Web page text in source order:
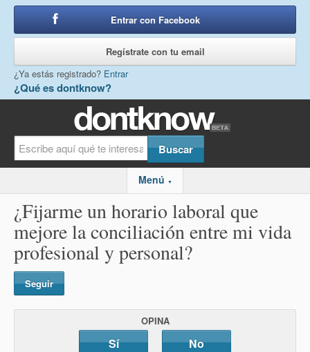
¿Qué es dontknow?
Entrar con Facebook
Regístrate con tu email
¿Ya estás registrado? Entrar
Menú ▼
¿Fijarme un horario laboral que
mejore la conciliación entre mi vida
profesional y personal?
Seguir
OPINA
Sí No